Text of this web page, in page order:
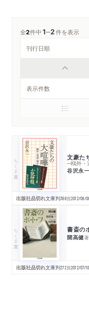
全2件中1─2件を表示
ちくま文庫 文豪た
─鴎外・
谷沢永
出版社品切れ文庫判368頁2012/08/
ちくま文庫 書斎の
開高健著
出版社品切れ文庫判272頁2012/07/10